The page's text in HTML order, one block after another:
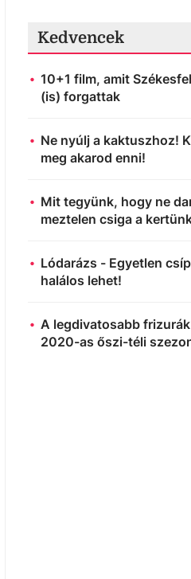
Kedvencek
10+1 film, amit
(is) forgattak
Ne nyúlj a kaktuszhoz!
meg akarod enni!
Mit tegyünk, hogy ne
meztelen csiga a
Lódarázs - Egyetlen
halálos lehet!
A legdivatosabb
2020-as őszi-téli